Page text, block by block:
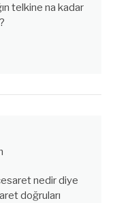
telkine na kadar
nedir diye
doğruları